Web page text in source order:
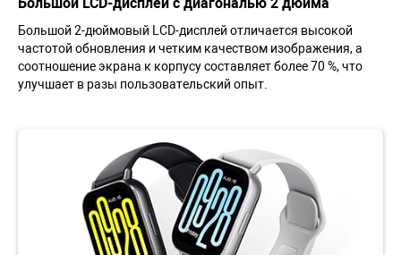
Большой 2-дюймовый LCD-дисплей отличается высокой
частотой обновления и четким качеством изображения, а
соотношение экрана к корпусу составляет более 70 %, что
улучшает в разы пользовательский опыт.